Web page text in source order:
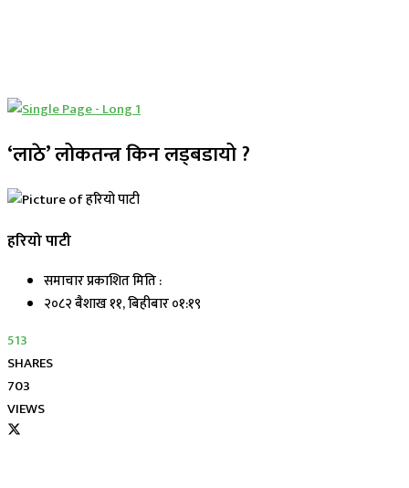
‘लाठे’ लोकतन्त्र किन लड्बडायो ?
हरियो पाटी
समाचार प्रकाशित मिति :
२०८२ बैशाख ११, बिहीबार ०१:१९
513
SHARES
703
VIEWS